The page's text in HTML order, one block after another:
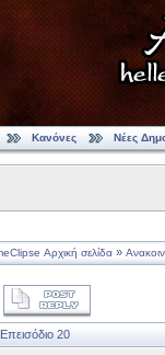
Κανόνες Νέες
Αρχική σελίδα »
20